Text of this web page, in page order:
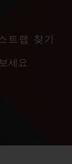
트랩 찾기
세요